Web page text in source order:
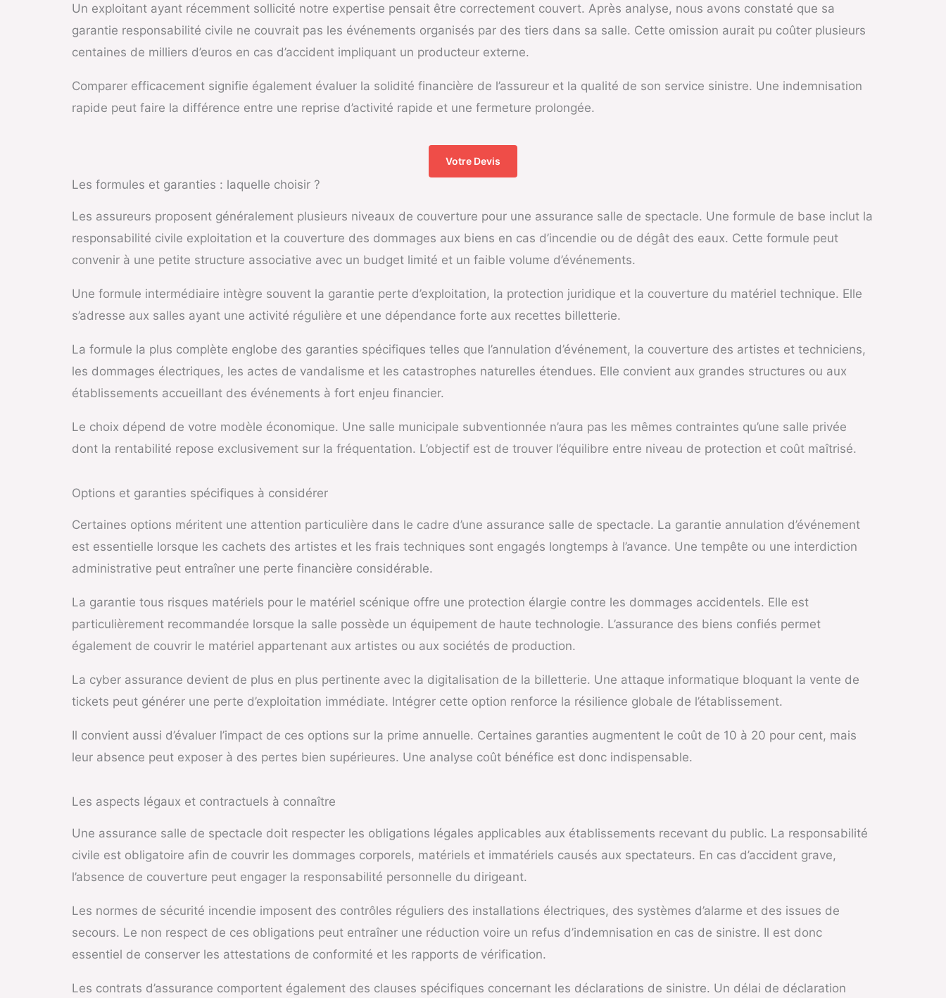
Un exploitant ayant récemment sollicité notre expertise pensait être correctement couvert. Après analyse, nous avons constaté que sa
garantie responsabilité civile ne couvrait pas les événements organisés par des tiers dans sa salle. Cette omission aurait pu coûter plusieurs
centaines de milliers d’euros en cas d’accident impliquant un producteur externe.
Comparer efficacement signifie également évaluer la solidité financière de l’assureur et la qualité de son service sinistre. Une indemnisation
rapide peut faire la différence entre une reprise d’activité rapide et une fermeture prolongée.
Votre Devis
Les formules et garanties : laquelle choisir ?
Les assureurs proposent généralement plusieurs niveaux de couverture pour une assurance salle de spectacle. Une formule de base inclut la
responsabilité civile exploitation et la couverture des dommages aux biens en cas d’incendie ou de dégât des eaux. Cette formule peut
convenir à une petite structure associative avec un budget limité et un faible volume d’événements.
Une formule intermédiaire intègre souvent la garantie perte d’exploitation, la protection juridique et la couverture du matériel technique. Elle
s’adresse aux salles ayant une activité régulière et une dépendance forte aux recettes billetterie.
La formule la plus complète englobe des garanties spécifiques telles que l’annulation d’événement, la couverture des artistes et techniciens,
les dommages électriques, les actes de vandalisme et les catastrophes naturelles étendues. Elle convient aux grandes structures ou aux
établissements accueillant des événements à fort enjeu financier.
Le choix dépend de votre modèle économique. Une salle municipale subventionnée n’aura pas les mêmes contraintes qu’une salle privée
dont la rentabilité repose exclusivement sur la fréquentation. L’objectif est de trouver l’équilibre entre niveau de protection et coût maîtrisé.
Options et garanties spécifiques à considérer
Certaines options méritent une attention particulière dans le cadre d’une assurance salle de spectacle. La garantie annulation d’événement
est essentielle lorsque les cachets des artistes et les frais techniques sont engagés longtemps à l’avance. Une tempête ou une interdiction
administrative peut entraîner une perte financière considérable.
La garantie tous risques matériels pour le matériel scénique offre une protection élargie contre les dommages accidentels. Elle est
particulièrement recommandée lorsque la salle possède un équipement de haute technologie. L’assurance des biens confiés permet
également de couvrir le matériel appartenant aux artistes ou aux sociétés de production.
La cyber assurance devient de plus en plus pertinente avec la digitalisation de la billetterie. Une attaque informatique bloquant la vente de
tickets peut générer une perte d’exploitation immédiate. Intégrer cette option renforce la résilience globale de l’établissement.
Il convient aussi d’évaluer l’impact de ces options sur la prime annuelle. Certaines garanties augmentent le coût de 10 à 20 pour cent, mais
leur absence peut exposer à des pertes bien supérieures. Une analyse coût bénéfice est donc indispensable.
Les aspects légaux et contractuels à connaître
Une assurance salle de spectacle doit respecter les obligations légales applicables aux établissements recevant du public. La responsabilité
civile est obligatoire afin de couvrir les dommages corporels, matériels et immatériels causés aux spectateurs. En cas d’accident grave,
l’absence de couverture peut engager la responsabilité personnelle du dirigeant.
Les normes de sécurité incendie imposent des contrôles réguliers des installations électriques, des systèmes d’alarme et des issues de
secours. Le non respect de ces obligations peut entraîner une réduction voire un refus d’indemnisation en cas de sinistre. Il est donc
essentiel de conserver les attestations de conformité et les rapports de vérification.
Les contrats d’assurance comportent également des clauses spécifiques concernant les déclarations de sinistre. Un délai de déclaration